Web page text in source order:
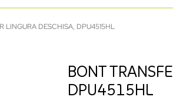
LINGURA DESCHISA, DPU4515HL
BONT
DPU4515HL